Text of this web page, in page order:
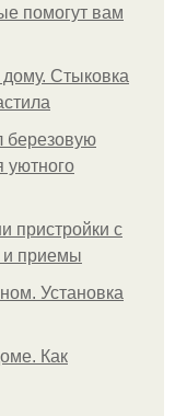
помогут вам
Стыковка
березовую
уютного
пристройки с
приемы
Установка
Как